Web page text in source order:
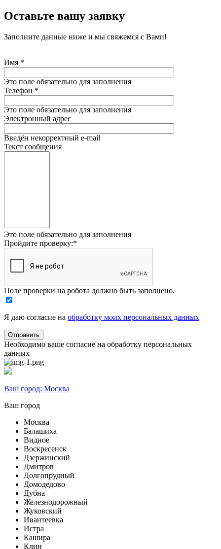
Оставьте вашу заявку
Заполните данные ниже и мы свяжемся с Вами!
Имя *
Это поле обязательно для заполнения
Телефон *
Это поле обязательно для заполнения
Электронный адрес
Введён некорректный e-mail
Текст сообщения
Это поле обязательно для заполнения
Пройдите проверку:*
Поле проверки на робота должно быть заполнено.
Я даю согласие на обработку моих персональных данных
Необходимо ваше согласие на обработку персональных
данных
Ваш город: Москва
Ваш город
Москва
Балашиха
Видное
Воскресенск
Дзержинский
Дмитров
Долгопрудный
Домодедово
Дубна
Железнодорожный
Жуковский
Ивантеевка
Истра
Кашира
Клин